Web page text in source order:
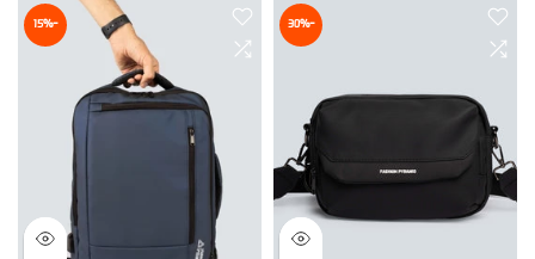
-30%
-15%